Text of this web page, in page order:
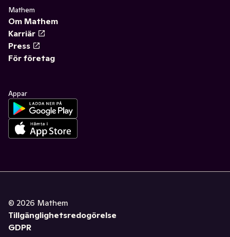
Mathem
Om Mathem
Karriär
Press
För företag
Appar
© 2026 Mathem
Tillgänglighetsredogörelse
GDPR